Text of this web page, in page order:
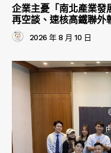
企業主憂「南北產業
再空談、速核高鐵聯外
2026 年 8 月 10 日